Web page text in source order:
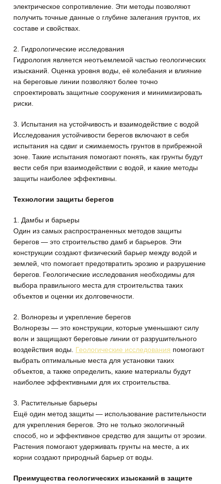
электрическое сопротивление. Эти методы позволяют
получить точные данные о глубине залегания грунтов, их
составе и свойствах.
2. Гидрологические исследования
Гидрология является неотъемлемой частью геологических
изысканий. Оценка уровня воды, её колебания и влияние
на береговые линии позволяют более точно
спроектировать защитные сооружения и минимизировать
риски.
3. Испытания на устойчивость и взаимодействие с водой
Исследования устойчивости берегов включают в себя
испытания на сдвиг и сжимаемость грунтов в прибрежной
зоне. Такие испытания помогают понять, как грунты будут
вести себя при взаимодействии с водой, и какие методы
защиты наиболее эффективны.
Технологии защиты берегов
1. Дамбы и барьеры
Один из самых распространенных методов защиты
берегов — это строительство дамб и барьеров. Эти
конструкции создают физический барьер между водой и
землей, что помогает предотвратить эрозию и разрушение
берегов. Геологические исследования необходимы для
выбора правильного места для строительства таких
объектов и оценки их долговечности.
2. Волнорезы и укрепление берегов
Волнорезы — это конструкции, которые уменьшают силу
волн и защищают береговые линии от разрушительного
воздействия воды. Геологические исследования помогают
выбрать оптимальные места для установки таких
объектов, а также определить, какие материалы будут
наиболее эффективными для их строительства.
3. Растительные барьеры
Ещё один метод защиты — использование растительности
для укрепления берегов. Это не только экологичный
способ, но и эффективное средство для защиты от эрозии.
Растения помогают удерживать грунты на месте, а их
корни создают природный барьер от воды.
Преимущества геологических изысканий в защите